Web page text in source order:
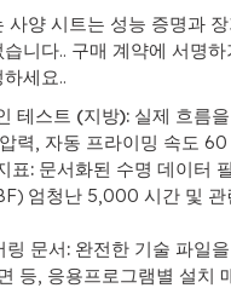
사양 시트는 성능 증명과
니다.. 구매 계약에 서명
세요..
테스트 (지방): 실제 흐름
력, 자동 프라이밍 속도
표: 문서화된 수명 데이터
엄청난 5,000 시간 및 관
링 문서: 완전한 기술 파일
등, 응용프로그램별 설치